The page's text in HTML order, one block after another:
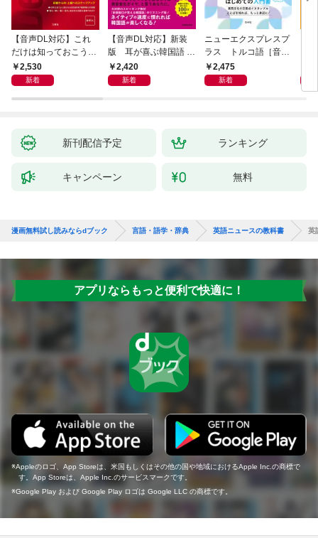
【音声DL対応】これ
だけは知っておこう！
新装版 会話と作文に
役立つドイツ語定型表
2,530
新着
【音声DL対応】新装
版 耳が喜ぶ韓国語 リ
スニング体得トレーニ
ング
2,420
新着
ニューエクスプレスプ
ラス トルコ語［音声
DL版］
2,475
新着
新刊配信予定 ランキング
キャンペーン 無料
漫画無料試し読みならdブック 言語・語学・辞典 英語ニュースの教科書 英
アプリならもっと便利で快適に！
Appleのロゴ、App Storeは、米国もしくはその他の国や地域におけるApple Inc.の商標で
す。App Storeは、Apple Inc.のサービスマークです。
Google Play および Google Play ロゴは Google LLC の商標です。